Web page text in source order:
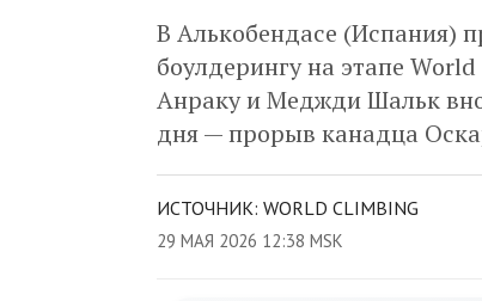
В Алькобендасе (Испания)
боулдерингу на этапе
Анраку и Меджди Шальк
дня — прорыв канадца
ИСТОЧНИК: WORLD CLIMBING
29 МАЯ 2026 12:38 MSK